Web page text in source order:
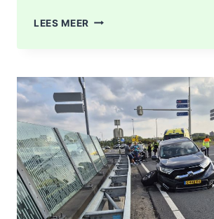
LEES MEER STROOMSTORING